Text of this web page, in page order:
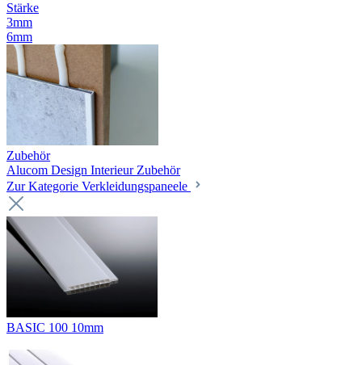
Stärke
3mm
6mm
Zubehör
Alucom Design Interieur Zubehör
Zur Kategorie Verkleidungspaneele
BASIC 100 10mm